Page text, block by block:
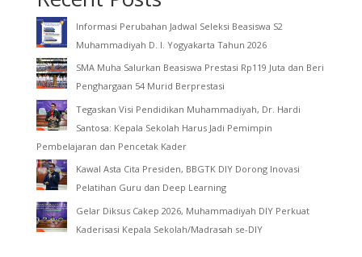
Informasi Perubahan Jadwal Seleksi Beasiswa S2
Muhammadiyah D. I. Yogyakarta Tahun 2026
SMA Muha Salurkan Beasiswa Prestasi Rp119 Juta dan Beri
Penghargaan 54 Murid Berprestasi
Tegaskan Visi Pendidikan Muhammadiyah, Dr. Hardi
Santosa: Kepala Sekolah Harus Jadi Pemimpin
Pembelajaran dan Pencetak Kader
Kawal Asta Cita Presiden, BBGTK DIY Dorong Inovasi
Pelatihan Guru dan Deep Learning
Gelar Diksus Cakep 2026, Muhammadiyah DIY Perkuat
Kaderisasi Kepala Sekolah/Madrasah se-DIY